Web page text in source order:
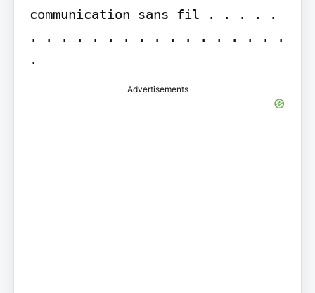
communication sans fil . . . . .
. . . . . . . . . . . . . . . . .
.
Advertisements